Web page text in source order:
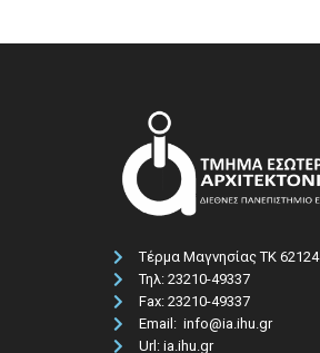
Τέρμα Μαγνησίας ΤΚ 62124
Τηλ: 23210-49337​
Fax: 23210-49337
Email: info@ia.ihu.gr
Url: ia.ihu.gr